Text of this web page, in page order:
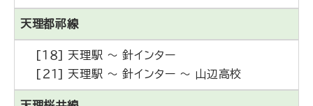
天理都祁線
[１８] 天理駅 ～ 針インター
[２１] 天理駅 ～ 針インター ～ 山辺高校